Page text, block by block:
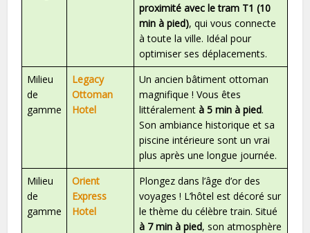
proximité avec le tram T1 (10
min à pied), qui vous connecte
à toute la ville. Idéal pour
optimiser ses déplacements.
Milieu
de
gamme
Legacy
Ottoman
Hotel
Un ancien bâtiment ottoman
magnifique ! Vous êtes
littéralementà 5 min à pied.
Son ambiance historique et sa
piscine intérieure sont un vrai
plus après une longue journée.
Milieu
de
gamme
Orient
Express
Hotel
Plongez dans l’âge d’or des
voyages ! L’hôtel est décoré sur
le thème du célèbre train. Situé
à 7 min à pied, son atmosphère